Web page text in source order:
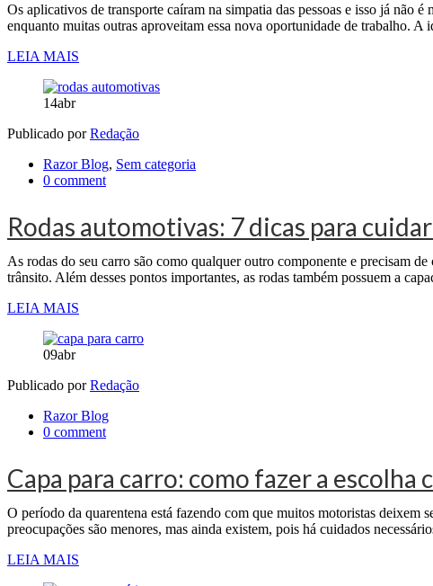
Os aplicativos de transporte caíram na simpatia das pessoas e isso já não
enquanto muitas outras aproveitam essa nova oportunidade de trabalho.
LEIA MAIS
14abr
Publicado porRedação
Razor Blog, Sem categoria
0 comment
Rodas automotivas: 7 dicas para
As rodas do seu carro são como qualquer outro componente e precisam
trânsito. Além desses pontos importantes, as rodas também possuem a
LEIA MAIS
09abr
Publicado porRedação
Razor Blog
0 comment
Capa para carro: como fazer a escolha
O período da quarentena está fazendo com que muitos motoristas
preocupações são menores, mas ainda existem, pois há cuidados
LEIA MAIS